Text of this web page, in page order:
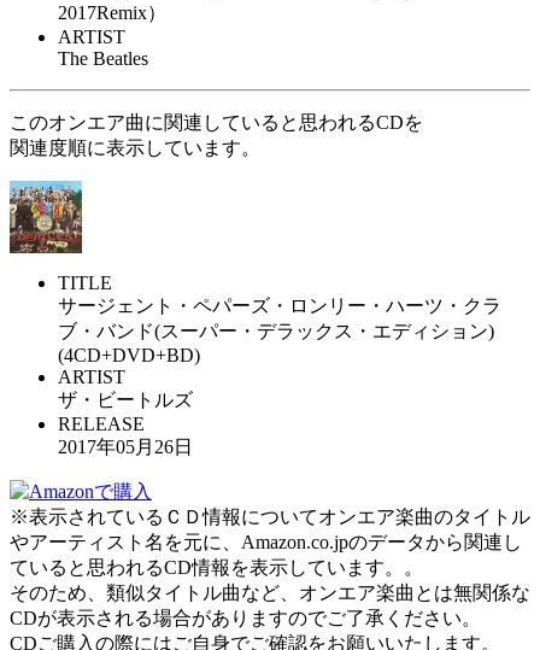
2017Remix）
ARTIST
The Beatles
このオンエア曲に関連していると思われるCDを
関連度順に表示しています。
TITLE
サージェント・ペパーズ・ロンリー・ハーツ・クラ
ブ・バンド(スーパー・デラックス・エディション)
(4CD+DVD+BD)
ARTIST
ザ・ビートルズ
RELEASE
2017年05月26日
※表示されているＣＤ情報についてオンエア楽曲のタイトル
やアーティスト名を元に、Amazon.co.jpのデータから関連し
ていると思われるCD情報を表示しています。。
そのため、類似タイトル曲など、オンエア楽曲とは無関係な
CDが表示される場合がありますのでご了承ください。
CDご購入の際にはご自身でご確認をお願いいたします。